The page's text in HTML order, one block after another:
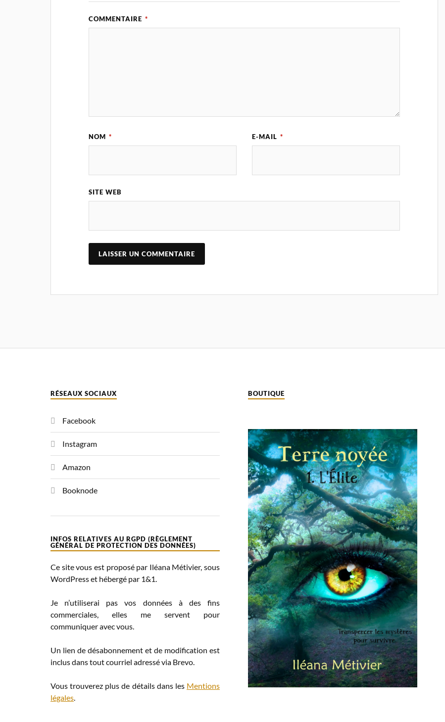
COMMENTAIRE *
NOM * E-MAIL *
SITE WEB
E
RÉSEAUX SOCIAUX
Facebook
Instagram
Amazon
Booknode
INFOS RELATIVES AU RGPD (RÈGLEMENT
GÉNÉRAL DE PROTECTION DES DONNÉES)
Ce site vous est proposé par Iléana Métivier, sous
WordPress et hébergé par 1&1.
Je n’utiliserai pas vos données à des fins
commerciales, elles me servent pour
communiquer avec vous.
Un lien de désabonnement et de modification est
inclus dans tout courriel adressé via Brevo.
Vous trouverez plus de détails dans les Mentions
légales.
BOUTIQUE